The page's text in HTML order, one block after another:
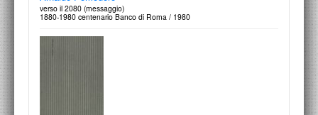
verso il 2080 (messaggio)
1880-1980 centenario Banco di Roma / 1980